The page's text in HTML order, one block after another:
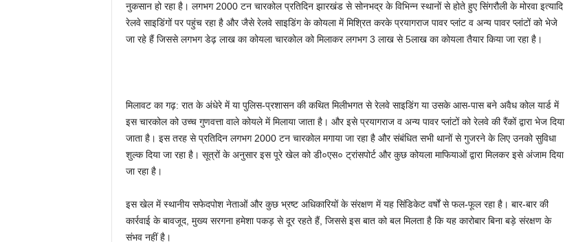
नुकसान हो रहा है। लगभग 2000 टन चारकोल प्रतिदिन झारखंड से सोनभद्र के विभिन्न स्थानों से होते हुए सिंगरौली के मोरवा इत्यादि
रेलवे साइडिंगों पर पहुंच रहा है और जैसे रेलवे साइडिंग के कोयला में मिश्रित करके प्रयागराज पावर प्लांट व अन्य पावर प्लांटों को भेजे
जा रहे हैं जिससे लगभग डेढ़ लाख का कोयला चारकोल को मिलाकर लगभग 3 लाख से 5लाख का कोयला तैयार किया जा रहा है।
मिलावट का गढ़: रात के अंधेरे में या पुलिस-प्रशासन की कथित मिलीभगत से रेलवे साइडिंग या उसके आस-पास बने अवैध कोल यार्ड में
इस चारकोल को उच्च गुणवत्ता वाले कोयले में मिलाया जाता है। और इसे प्रयागराज व अन्य पावर प्लांटों को रेलवे की रैंकों द्वारा भेज दिया
जाता है। इस तरह से प्रतिदिन लगभग 2000 टन चारकोल मगाया जा रहा है और संबंधित सभी थानों से गुजरने के लिए उनको सुविधा
शुल्क दिया जा रहा है। सूत्रों के अनुसार इस पूरे खेल को डी०एस० ट्रांसपोर्ट और कुछ कोयला माफियाओं द्वारा मिलकर इसे अंजाम दिया
जा रहा है।
इस खेल में स्थानीय सफेदपोश नेताओं और कुछ भ्रष्ट अधिकारियों के संरक्षण में यह सिंडिकेट वर्षों से फल-फूल रहा है। बार-बार की
कार्रवाई के बावजूद, मुख्य सरगना हमेशा पकड़ से दूर रहते हैं, जिससे इस बात को बल मिलता है कि यह कारोबार बिना बड़े संरक्षण के
संभव नहीं है।